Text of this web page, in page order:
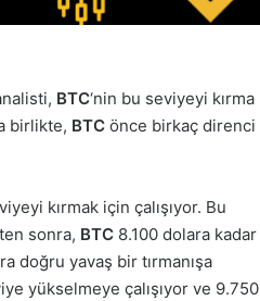
BTC‘nin bu seviyeyi kırma
birlikte, BTC önce birkaç direnci
kırmak için çalışıyor. Bu
sonra, BTC 8.100 dolara kadar
doğru yavaş bir tırmanışa
yükselmeye çalışıyor ve 9.750